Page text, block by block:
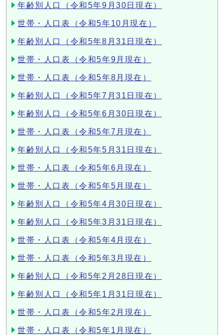
年齢別人口（令和5年9月30日現在）
世帯・人口表（令和5年10月現在）
年齢別人口（令和5年8月31日現在）
世帯・人口表（令和5年9月現在）
世帯・人口表（令和5年8月現在）
年齢別人口（令和5年7月31日現在）
年齢別人口（令和5年6月30日現在）
世帯・人口表（令和5年7月現在）
年齢別人口（令和5年5月31日現在）
世帯・人口表（令和5年6月現在）
世帯・人口表（令和5年5月現在）
年齢別人口（令和5年4月30日現在）
年齢別人口（令和5年3月31日現在）
世帯・人口表（令和5年4月現在）
世帯・人口表（令和5年3月現在）
年齢別人口（令和5年2月28日現在）
年齢別人口（令和5年1月31日現在）
世帯・人口表（令和5年2月現在）
世帯・人口表（令和5年1月現在）